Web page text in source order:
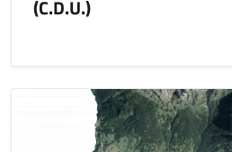
(C.D.U.)